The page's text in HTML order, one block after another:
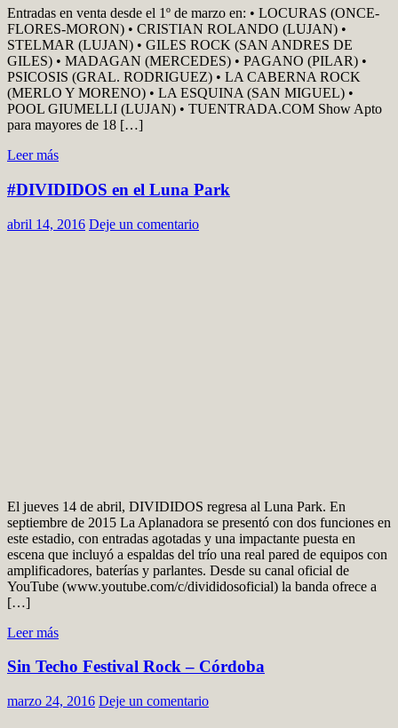
Entradas en venta desde el 1º de marzo en: • LOCURAS (ONCE-
FLORES-MORON) • CRISTIAN ROLANDO (LUJAN) •
STELMAR (LUJAN) • GILES ROCK (SAN ANDRES DE
GILES) • MADAGAN (MERCEDES) • PAGANO (PILAR) •
PSICOSIS (GRAL. RODRIGUEZ) • LA CABERNA ROCK
(MERLO Y MORENO) • LA ESQUINA (SAN MIGUEL) •
POOL GIUMELLI (LUJAN) • TUENTRADA.COM Show Apto
para mayores de 18 […]
Leer más
#DIVIDIDOS en el Luna Park
abril 14, 2016 Deje un comentario
El jueves 14 de abril, DIVIDIDOS regresa al Luna Park. En
septiembre de 2015 La Aplanadora se presentó con dos funciones en
este estadio, con entradas agotadas y una impactante puesta en
escena que incluyó a espaldas del trío una real pared de equipos con
amplificadores, baterías y parlantes. Desde su canal oficial de
YouTube (www.youtube.com/c/divididosoficial) la banda ofrece a
[…]
Leer más
Sin Techo Festival Rock – Córdoba
marzo 24, 2016 Deje un comentario